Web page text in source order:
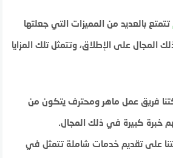
تتمتع بالعديد من المميزات التي جعلتها
على الإطلاق، وتتمثل تلك المزايا
فريق عمل ماهر ومحترف يتكون من
خبرة كبيرة في ذلك المجال.
على تقديم خدمات شاملة تتمثل في